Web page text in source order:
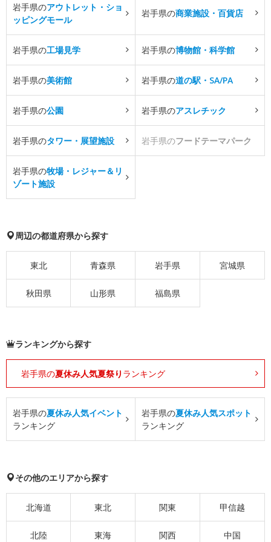
岩手県のアウトレット・ショ
ッピングモール
岩手県の商業施設・百貨店
岩手県の工場見学 岩手県の博物館・科学館
岩手県の美術館 岩手県の道の駅・SA/PA
岩手県の公園 岩手県のアスレチック
岩手県のタワー・展望施設 岩手県のフードテーマパーク
岩手県の牧場・レジャー＆リ
ゾート施設
周辺の都道府県から探す
東北 青森県 岩手県 宮城県
秋田県 山形県 福島県
ランキングから探す
岩手県の夏休み人気夏祭り ランキング
岩手県の夏休み人気イベント
ランキング
岩手県の夏休み人気スポット
ランキング
その他のエリアから探す
北海道 東北 関東 甲信越
北陸 東海 関西 中国